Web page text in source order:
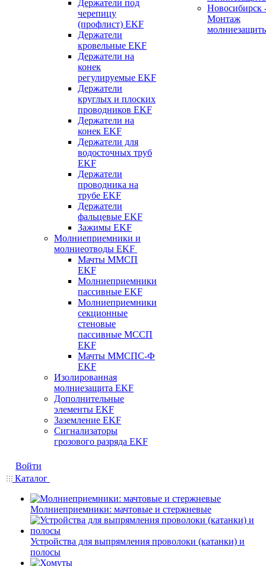
Держатели под
черепицу
(профлист) EKF
Держатели
кровельные EKF
Держатели на
конек
регулируемые EKF
Держатели
круглых и плоских
проводников EKF
Держатели на
конек EKF
Держатели для
водосточных труб
EKF
Держатели
проводника на
трубе EKF
Держатели
фальцевые EKF
Зажимы EKF
Молниеприемники и
молниеотводы EKF
Мачты ММСП
EKF
Молниеприемники
пассивные EKF
Молниеприемники
секционные
стеновые
пассивные МССП
EKF
Мачты ММСПС-Ф
EKF
Изолированная
молниезащита EKF
Дополнительные
элементы EKF
Заземление EKF
Сигнализаторы
грозового разряда EKF
Новосибирск
Монтаж
Войти
Каталог
Молниеприемники: мачтовые и стержневые
Устройства для выпрямления проволоки (катанки) и
полосы